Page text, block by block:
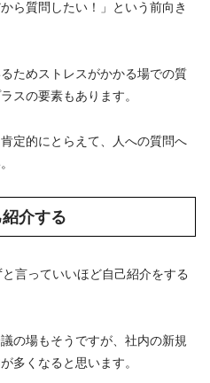
ら質問したい！」という前向き
ためストレスがかかる場での質
スの要素もあります。
定的にとらえて、人への質問へ
介する
言っていいほど自己紹介をする
の場もそうですが、社内の新規
多くなると思います。